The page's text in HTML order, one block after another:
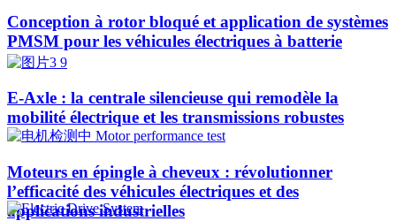
Conception à rotor bloqué et application de systèmes
PMSM pour les véhicules électriques à batterie
E-Axle : la centrale silencieuse qui remodèle la
mobilité électrique et les transmissions robustes
Moteurs en épingle à cheveux : révolutionner
l’efficacité des véhicules électriques et des
applications industrielles